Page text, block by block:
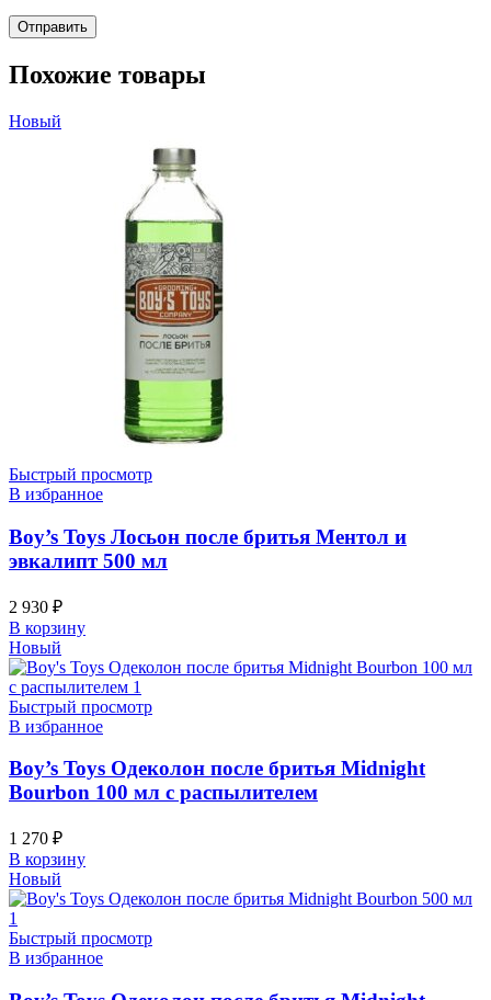
Похожие товары
Новый
Быстрый просмотр
В избранное
Boy’s Toys Лосьон после бритья Ментол и
эвкалипт 500 мл
2 930 ₽
В корзину
Новый
Быстрый просмотр
В избранное
Boy’s Toys Одеколон после бритья Midnight
Bourbon 100 мл с распылителем
1 270 ₽
В корзину
Новый
Быстрый просмотр
В избранное